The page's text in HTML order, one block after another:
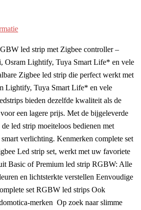
led strip met Zigbee controller –
Osram Lightify, Tuya Smart Life* en vele
Zigbee led strip die perfect werkt met
Lightify, Tuya Smart Life* en vele
bieden dezelfde kwaliteit als de
een lagere prijs. Met de bijgeleverde
led strip moeiteloos bedienen met
verlichting. Kenmerken complete set
Led strip set, werkt met uw favoriete
Basic of Premium led strip RGBW: Alle
en lichtsterkte verstellen Eenvoudige
set RGBW led strips Ook
merken Op zoek naar slimme